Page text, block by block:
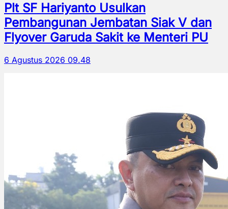
Plt SF Hariyanto Usulkan
Pembangunan Jembatan Siak V dan
Flyover Garuda Sakit ke Menteri PU
6 Agustus 2026 09.48